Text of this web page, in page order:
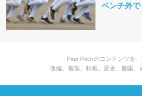
ベンチ外
First Pitchのコンテンツを
改編、複製、転載、変更、翻案、